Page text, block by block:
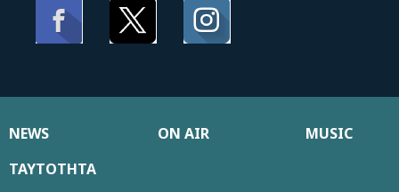
NEWS ON AIR
MUSIC
ΤΑΥΤΟΤΗΤΑ